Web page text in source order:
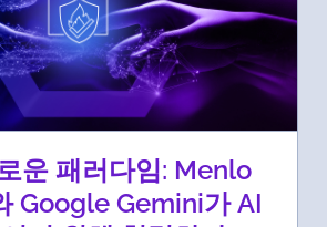
운 패러다임: Menlo
Google Gemini가 AI